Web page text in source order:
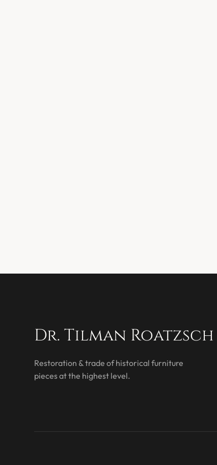
Dr. Tilman Roatzsch
Restoration & trade of historical furniture
pieces at the highest level.